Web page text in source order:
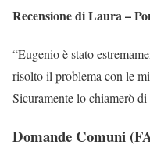
Recensione di Laura –
“Eugenio è stato
risolto il problema con le
Sicuramente lo chiamerò
Domande Comuni